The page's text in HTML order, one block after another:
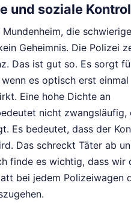
und soziale
die
Geheimnis. Die Polizei
Das ist gut so. Es sorgt
es optisch erst einmal
Eine hohe Dichte an
nicht zwangsläufig,
Es bedeutet, dass der
Das schreckt Täter ab
finde es wichtig, dass wir
bei jedem Polizeiwagen